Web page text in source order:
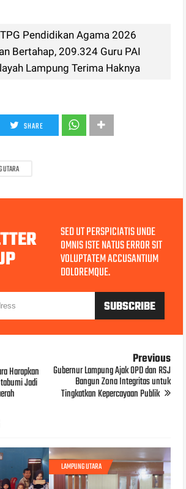
TPG Pendidikan Agama 2026
Bertahap, 209.324 Guru PAI
Lampung Terima Haknya
SHARE
UTARA
SED UT PERSPICIATIS UNDE
OMNIS ISTE NATUS ERROR SIT
VOLUPTATEM ACCUSANTIUM
DOLOREMQUE.
Harapkan
Jadi
Previous
Gubernur Lampung Ajak OPD dan RSJ
Bangun Zona Integritas untuk
Tingkatkan Kepercayaan Publik
LAMPUNG UTARA